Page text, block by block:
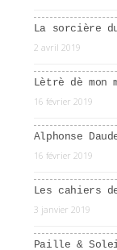
La sorcière
2 avril 2019
Lètrè dè mon
16 février 2019
Alphonse
16 février 2019
Les cahiers
3 janvier 2019
Paille &